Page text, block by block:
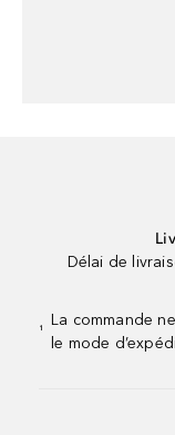
Délai de
¹
La commande
le mode